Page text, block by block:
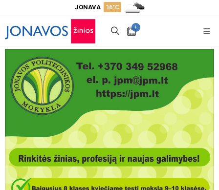
JONAVA 16°C
+